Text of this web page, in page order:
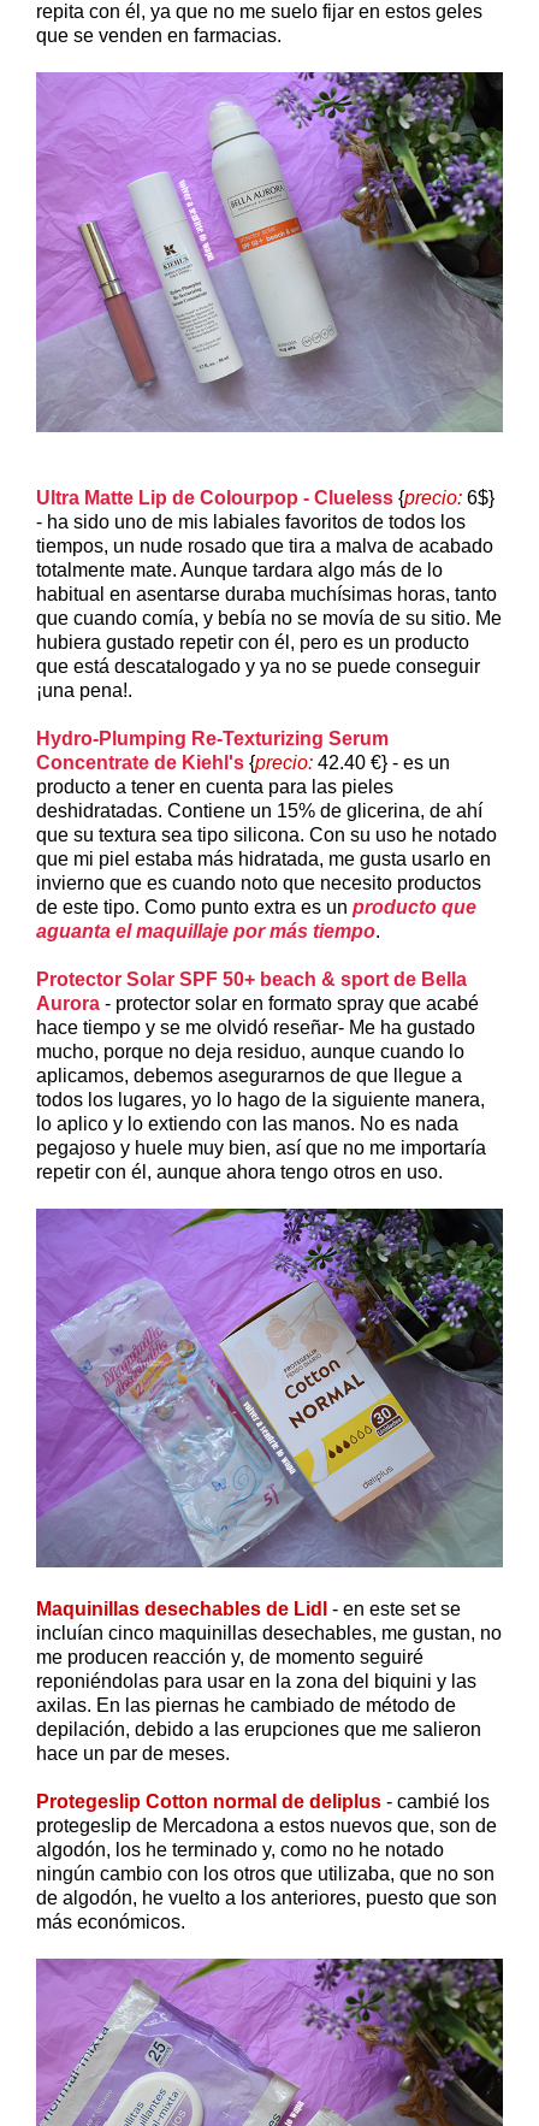
repita con él, ya que no me suelo fijar en estos geles
que se venden en farmacias.
Ultra Matte Lip de Colourpop - Clueless {precio: 6$}
- ha sido uno de mis labiales favoritos de todos los
tiempos, un nude rosado que tira a malva de acabado
totalmente mate. Aunque tardara algo más de lo
habitual en asentarse duraba muchísimas horas, tanto
que cuando comía, y bebía no se movía de su sitio. Me
hubiera gustado repetir con él, pero es un producto
que está descatalogado y ya no se puede conseguir
¡una pena!.
Hydro-Plumping Re-Texturizing Serum
Concentrate de Kiehl's {precio: 42.40 €} - es un
producto a tener en cuenta para las pieles
deshidratadas. Contiene un 15% de glicerina, de ahí
que su textura sea tipo silicona. Con su uso he notado
que mi piel estaba más hidratada, me gusta usarlo en
invierno que es cuando noto que necesito productos
de este tipo. Como punto extra es un producto que
aguanta el maquillaje por más tiempo.
Protector Solar SPF 50+ beach & sport de Bella
Aurora - protector solar en formato spray que acabé
hace tiempo y se me olvidó reseñar- Me ha gustado
mucho, porque no deja residuo, aunque cuando lo
aplicamos, debemos asegurarnos de que llegue a
todos los lugares, yo lo hago de la siguiente manera,
lo aplico y lo extiendo con las manos. No es nada
pegajoso y huele muy bien, así que no me importaría
repetir con él, aunque ahora tengo otros en uso.
Maquinillas desechables de Lidl
- en este set se
incluían cinco maquinillas desechables, me gustan, no
me producen reacción y, de momento seguiré
reponiéndolas para usar en la zona del biquini y las
axilas. En las piernas he cambiado de método de
depilación, debido a las erupciones que me salieron
hace un par de meses.
Protegeslip Cotton normal de deliplus - cambié los
protegeslip de Mercadona a estos nuevos que, son de
algodón, los he terminado y, como no he notado
ningún cambio con los otros que utilizaba, que no son
de algodón, he vuelto a los anteriores, puesto que son
más económicos.